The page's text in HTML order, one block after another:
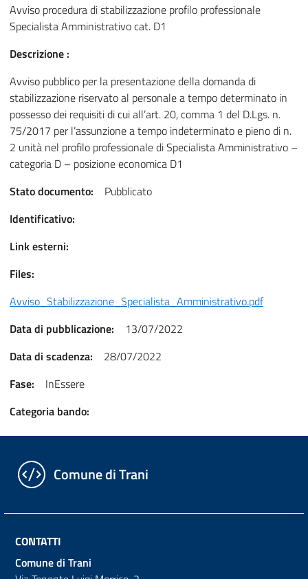
Avviso procedura di stabilizzazione profilo professionale
Specialista Amministrativo cat. D1
Descrizione :
Avviso pubblico per la presentazione della domanda di
stabilizzazione riservato al personale a tempo determinato in
possesso dei requisiti di cui all’art. 20, comma 1 del D.Lgs. n.
75/2017 per l’assunzione a tempo indeterminato e pieno di n.
2 unità nel profilo professionale di Specialista Amministrativo –
categoria D – posizione economica D1
Stato documento:
Pubblicato
Identificativo:
Link esterni:
Files:
Avviso_Stabilizzazione_Specialista_Amministrativo.pdf
Data di pubblicazione:
13/07/2022
Data di scadenza:
28/07/2022
Fase:
InEssere
Categoria bando:
Comune di Trani
CONTATTI
Comune di Trani